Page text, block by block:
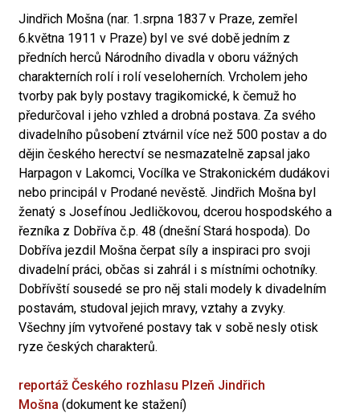
Jindřich Mošna (nar. 1.srpna 1837 v Praze, zemřel
6.května 1911 v Praze) byl ve své době jedním z
předních herců Národního divadla v oboru vážných
charakterních rolí i rolí veseloherních. Vrcholem jeho
tvorby pak byly postavy tragikomické, k čemuž ho
předurčoval i jeho vzhled a drobná postava. Za svého
divadelního působení ztvárnil více než 500 postav a do
dějin českého herectví se nesmazatelně zapsal jako
Harpagon v Lakomci, Vocílka ve Strakonickém dudákovi
nebo principál v Prodané nevěstě. Jindřich Mošna byl
ženatý s Josefínou Jedličkovou, dcerou hospodského a
řezníka z Dobříva č.p. 48 (dnešní Stará hospoda). Do
Dobříva jezdil Mošna čerpat síly a inspiraci pro svoji
divadelní práci, občas si zahrál i s místními ochotníky.
Dobřívští sousedé se pro něj stali modely k divadelním
postavám, studoval jejich mravy, vztahy a zvyky.
Všechny jím vytvořené postavy tak v sobě nesly otisk
ryze českých charakterů.
reportáž Českého rozhlasu Plzeň Jindřich
Mošna (dokument ke stažení)